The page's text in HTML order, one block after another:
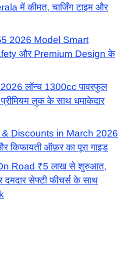
में कीमत, चार्जिंग टाइम और
2026 Model Smart
और Premium Design के
लॉन्च 1300cc पावरफुल
लुक के साथ धमाकेदार
Discounts in March 2026
किफायती ऑफ़र का पूरा गाइड
Road ₹5 लाख से शुरुआत,
सेफ्टी फीचर्स के साथ